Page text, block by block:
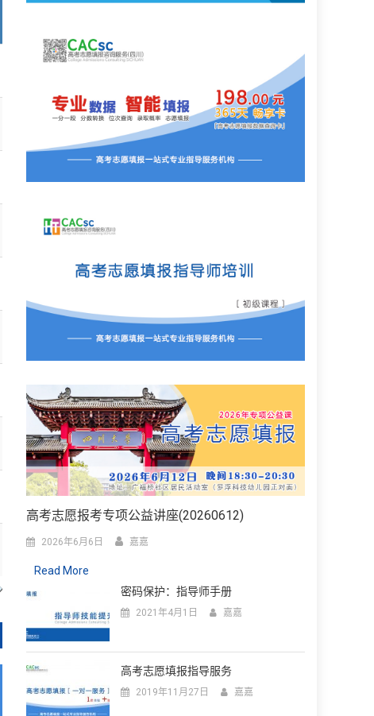
高考志愿报考专项公益讲座(20260612)
2026年6月6日 嘉嘉
Read More
密码保护：指导师手册
2021年4月1日 嘉嘉
高考志愿填报指导服务
2019年11月27日 嘉嘉